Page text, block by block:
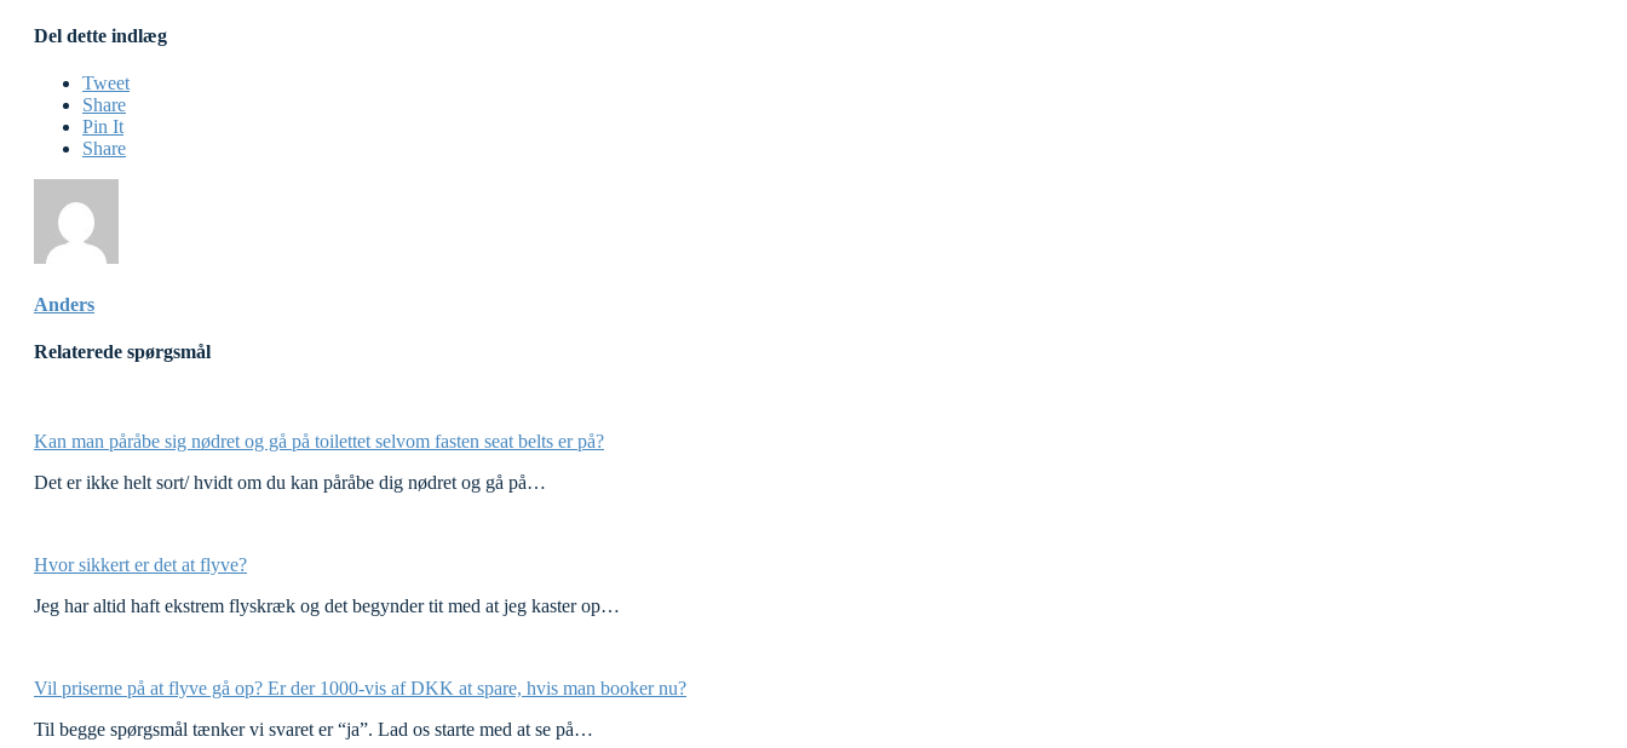
Del dette indlæg
Tweet
Share
Pin It
Share
Anders
Relaterede spørgsmål
Kan man påråbe sig nødret og gå på toilettet selvom fasten seat belts er på?
Det er ikke helt sort/ hvidt om du kan påråbe dig nødret og gå på…
Hvor sikkert er det at flyve?
Jeg har altid haft ekstrem flyskræk og det begynder tit med at jeg kaster op…
Vil priserne på at flyve gå op? Er der 1000-vis af DKK at spare, hvis man booker nu?
Til begge spørgsmål tænker vi svaret er “ja”. Lad os starte med at se på…